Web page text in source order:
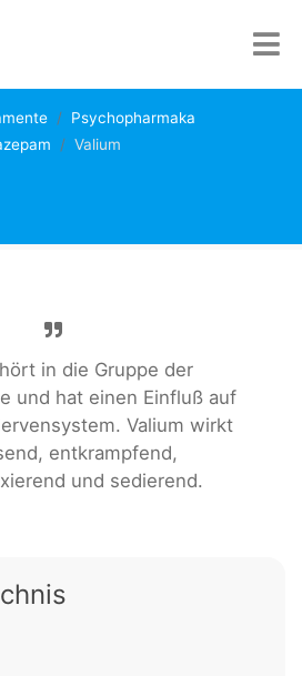
Psychopharmaka
Valium
in die Gruppe der
und hat einen Einfluß auf
Valium wirkt
entkrampfend,
und sedierend.